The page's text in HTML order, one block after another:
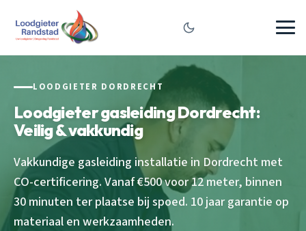
LOODGIETER DORDRECHT
Loodgieter gasleiding Dordrecht:
Veilig & vakkundig
Vakkundige gasleiding installatie in Dordrecht met
CO-certificering. Vanaf €500 voor 12 meter, binnen
30 minuten ter plaatse bij spoed. 10 jaar garantie op
materiaal en werkzaamheden.